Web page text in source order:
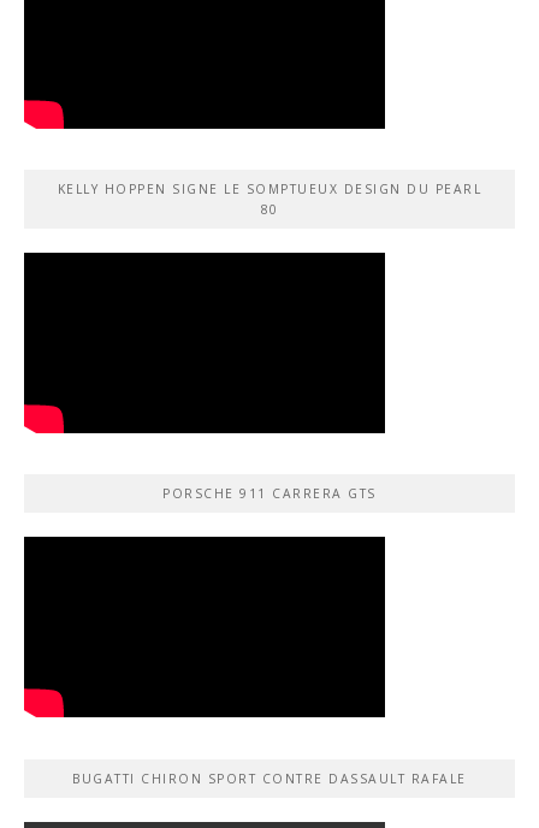
KELLY HOPPEN SIGNE LE SOMPTUEUX DESIGN DU PEARL
80
PORSCHE 911 CARRERA GTS
BUGATTI CHIRON SPORT CONTRE DASSAULT RAFALE